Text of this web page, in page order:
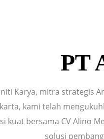
PT
Karya, mitra strategis
kami telah
kuat bersama CV Alino
solusi